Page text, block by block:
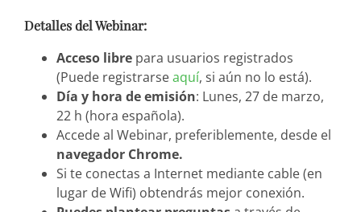
Detalles del Webinar:
Acceso libre para usuarios registrados
(Puede registrarseaquí, si aún no lo está).
Día y hora de emisión: Lunes, 27 de marzo,
22 h (hora española).
Accede al Webinar, preferiblemente, desde el
navegador Chrome.
Si te conectas a Internet mediante cable (en
lugar de Wifi) obtendrás mejor conexión.